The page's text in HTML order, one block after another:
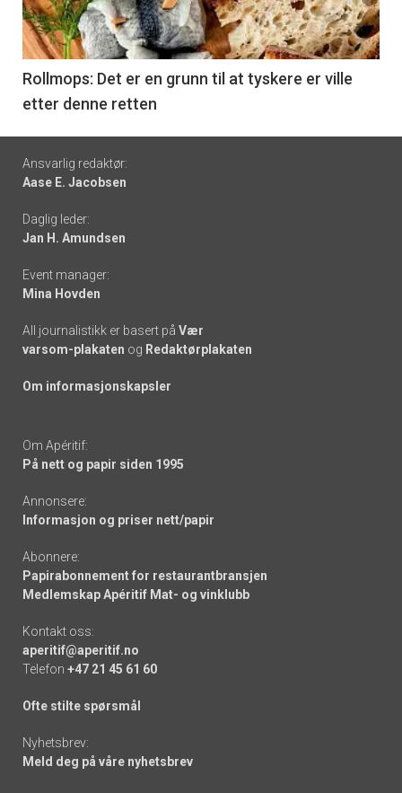
-
6
Rollmops: Det er en grunn til at tyskere er ville
etter denne retten
Footer
-
links
Ansvarlig redaktør:
Aase E. Jacobsen
Daglig leder:
Jan H. Amundsen
Event manager:
Mina Hovden
All journalistikk er basert på Vær
varsom-plakaten og Redaktørplakaten
Om informasjonskapsler
Om Apéritif:
På nett og papir siden 1995
Annonsere:
Informasjon og priser nett/papir
Abonnere:
Papirabonnement for restaurantbransjen
Medlemskap Apéritif Mat- og vinklubb
Kontakt oss:
aperitif@aperitif.no
Telefon +47 21 45 61 60
Ofte stilte spørsmål
Nyhetsbrev:
Meld deg på våre nyhetsbrev